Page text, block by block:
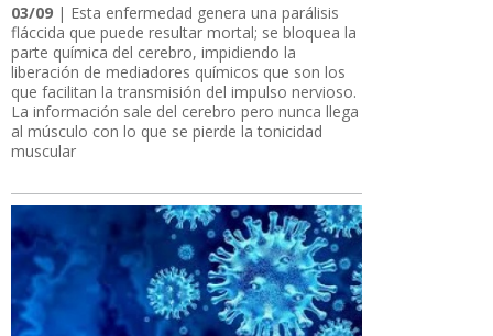
03/09 | Esta enfermedad genera una parálisis
fláccida que puede resultar mortal; se bloquea la
parte química del cerebro, impidiendo la
liberación de mediadores químicos que son los
que facilitan la transmisión del impulso nervioso.
La información sale del cerebro pero nunca llega
al músculo con lo que se pierde la tonicidad
muscular